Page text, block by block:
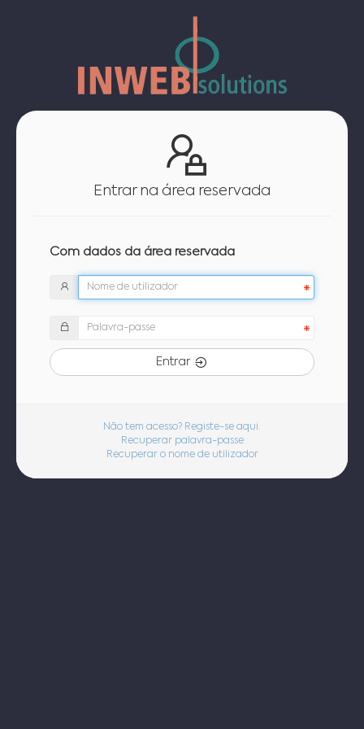
Entrar na área reservada
Com dados da área reservada
Entrar
Não tem acesso? Registe-se aqui.
Recuperar palavra-passe
Recuperar o nome de utilizador